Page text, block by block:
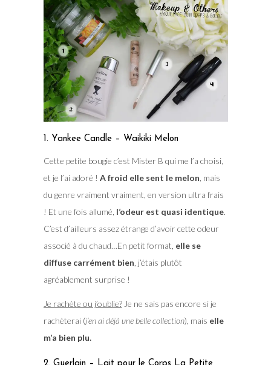
1. Yankee Candle – Waikiki Melon
Cette petite bougie c’est Mister B qui me l’a choisi,
et je l’ai adoré ! A froid elle sent le melon , mais
du genre vraiment vraiment, en version ultra frais
! Et une fois allumé, l’odeur est quasi identique.
C’est d’ailleurs assez étrange d’avoir cette odeur
associé à du chaud…En petit format, elle se
diffuse carrément bien , j’étais plutôt
agréablement surprise !
Je rachète ou j’oublie?Je ne sais pas encore si je
rachèterai (j’en ai déjà une belle collection), mais elle
m’a bien plu.